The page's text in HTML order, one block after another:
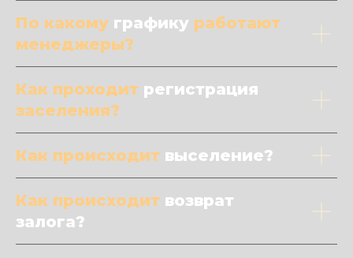
По какому графику работают
менеджеры?
Как проходит регистрация
заселения?
Как происходит выселение?
Как происходит возврат
залога?